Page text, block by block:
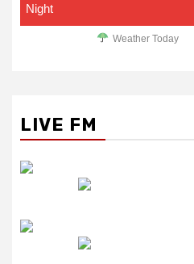
Night
Weather Today
LIVE FM